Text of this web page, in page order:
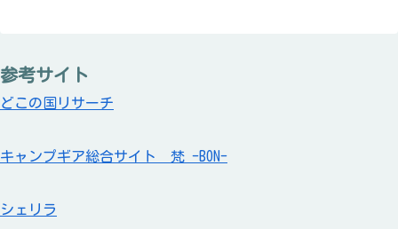
参考サイト
どこの国リサーチ
キャンプギア総合サイト 梵 -BON-
シェリラ